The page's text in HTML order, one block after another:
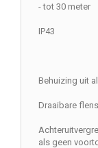
- tot 30 meter
IP43
Behuizing uit
Draaibare flens
als geen